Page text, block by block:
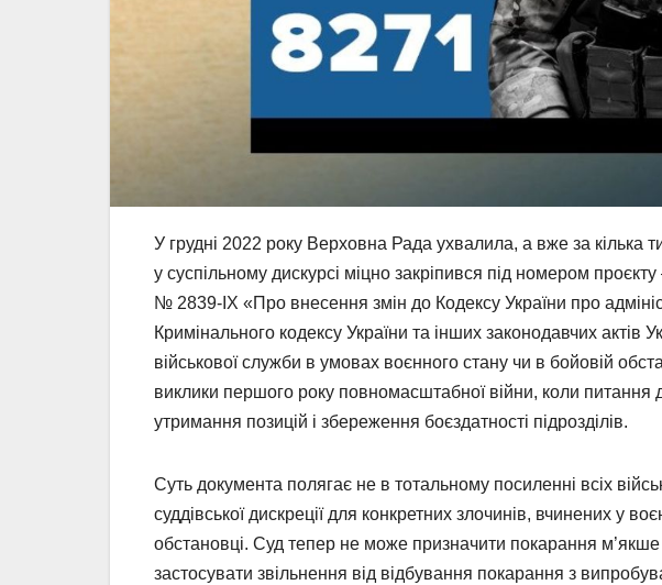
У грудні 2022 року Верховна Рада ухвалила, а вже за кілька
у суспільному дискурсі міцно закріпився під номером
№ 2839-IX «Про внесення змін до Кодексу України про
Кримінального кодексу України та інших законодавчих актів
військової служби в умовах воєнного стану чи в бойовій
виклики першого року повномасштабної війни, коли питання
утримання позицій і збереження боєздатності підрозділів.
Суть документа полягає не в тотальному посиленні всіх
суддівської дискреції для конкретних злочинів, вчинених у
обстановці. Суд тепер не може призначити покарання м’якше
застосувати звільнення від відбування покарання з